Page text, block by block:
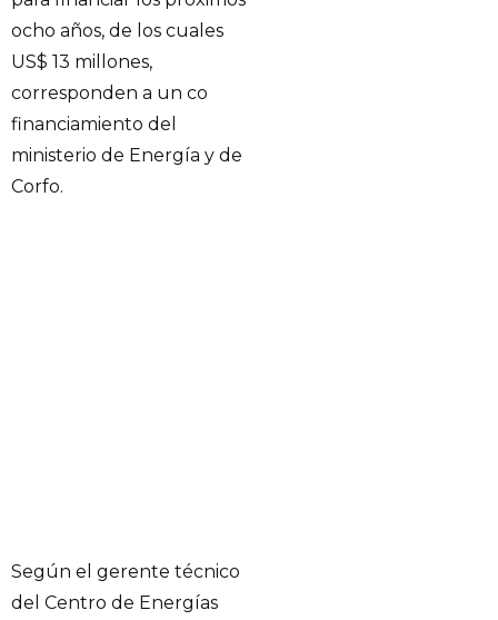
ocho años, de los cuales
US$ 13 millones,
corresponden a un co
financiamiento del
ministerio de Energía y de
Corfo.
Según el gerente técnico
del Centro de Energías